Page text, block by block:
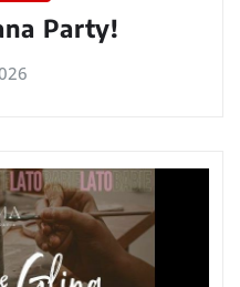
Party!